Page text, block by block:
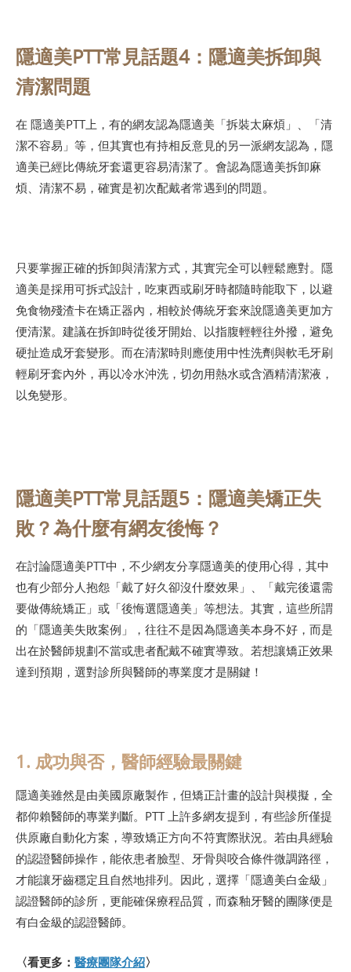
隱適美PTT常見話題4：隱適美拆卸與
清潔問題
在 隱適美PTT上，有的網友認為隱適美「拆裝太麻煩」、「清
潔不容易」等，但其實也有持相反意見的另一派網友認為，隱
適美已經比傳統牙套還更容易清潔了。會認為隱適美拆卸麻
煩、清潔不易，確實是初次配戴者常遇到的問題。
只要掌握正確的拆卸與清潔方式，其實完全可以輕鬆應對。隱
適美是採用可拆式設計，吃東西或刷牙時都隨時能取下，以避
免食物殘渣卡在矯正器內，相較於傳統牙套來說隱適美更加方
便清潔。建議在拆卸時從後牙開始、以指腹輕輕往外撥，避免
硬扯造成牙套變形。而在清潔時則應使用中性洗劑與軟毛牙刷
輕刷牙套內外，再以冷水沖洗，切勿用熱水或含酒精清潔液，
以免變形。
隱適美PTT常見話題5：隱適美矯正失
敗？為什麼有網友後悔？
在討論隱適美PTT中，不少網友分享隱適美的使用心得，其中
也有少部分人抱怨「戴了好久卻沒什麼效果」、「戴完後還需
要做傳統矯正」或「後悔選隱適美」等想法。其實，這些所謂
的「隱適美失敗案例」，往往不是因為隱適美本身不好，而是
出在於醫師規劃不當或患者配戴不確實導致。若想讓矯正效果
達到預期，選對診所與醫師的專業度才是關鍵！
1. 成功與否，醫師經驗最關鍵
隱適美雖然是由美國原廠製作，但矯正計畫的設計與模擬，全
都仰賴醫師的專業判斷。PTT 上許多網友提到，有些診所僅提
供原廠自動化方案，導致矯正方向不符實際狀況。若由具經驗
的認證醫師操作，能依患者臉型、牙骨與咬合條件微調路徑，
才能讓牙齒穩定且自然地排列。因此，選擇「隱適美白金級」
認證醫師的診所，更能確保療程品質，而森釉牙醫的團隊便是
有白金級的認證醫師。
〈看更多： 醫療團隊介紹〉